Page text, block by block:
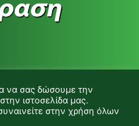
να σας δώσουμε την
ιστοσελίδα μας.
στην χρήση όλων